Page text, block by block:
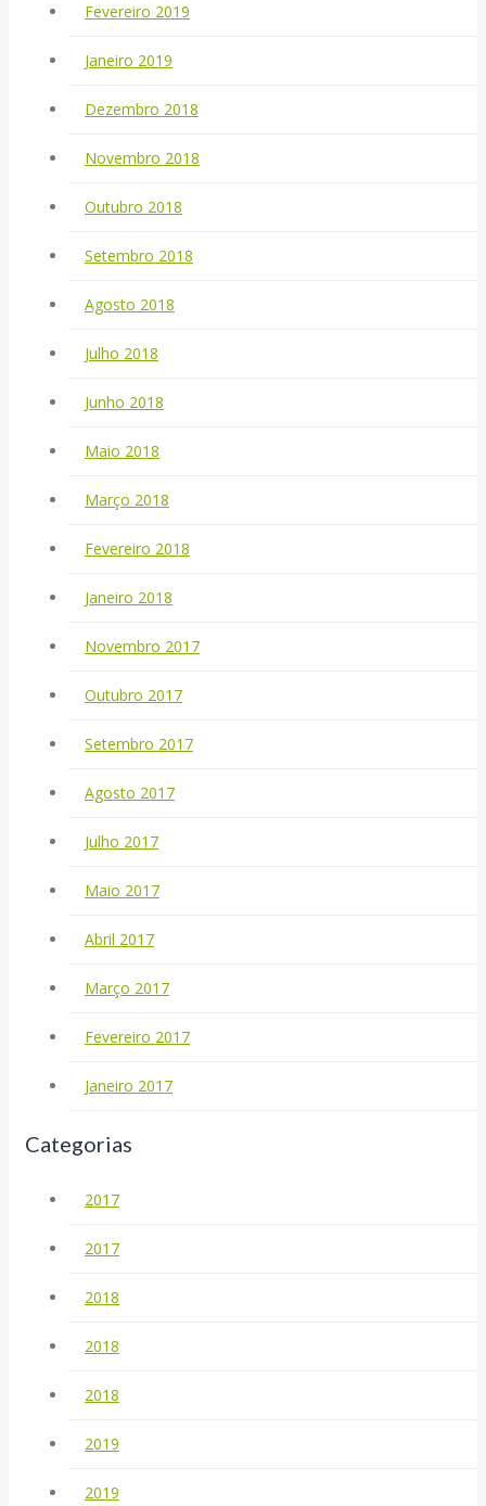
Fevereiro 2019
Janeiro 2019
Dezembro 2018
Novembro 2018
Outubro 2018
Setembro 2018
Agosto 2018
Julho 2018
Junho 2018
Maio 2018
Março 2018
Fevereiro 2018
Janeiro 2018
Novembro 2017
Outubro 2017
Setembro 2017
Agosto 2017
Julho 2017
Maio 2017
Abril 2017
Março 2017
Fevereiro 2017
Janeiro 2017
Categorias
2017
2017
2018
2018
2018
2019
2019